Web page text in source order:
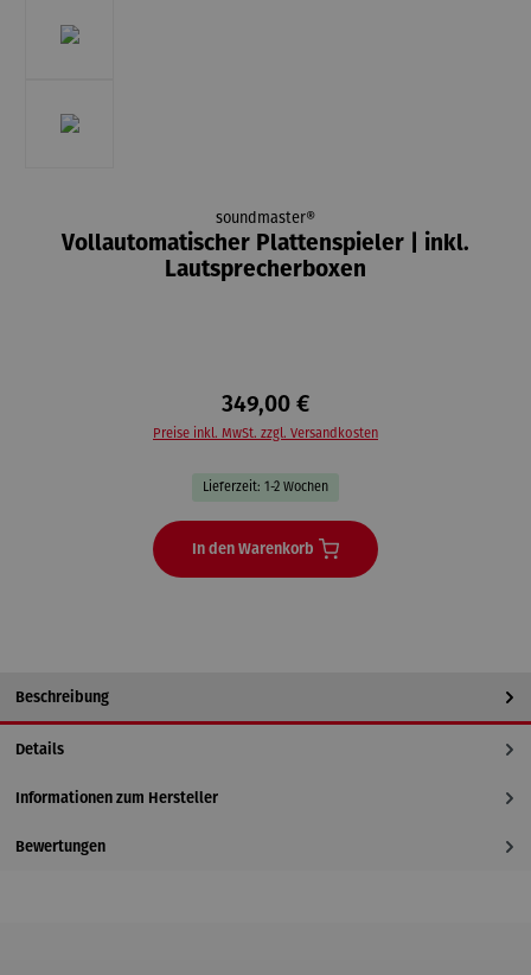
soundmaster®
Vollautomatischer Plattenspieler | inkl.
Lautsprecherboxen
349,00 €
Preise inkl. MwSt. zzgl. Versandkosten
Lieferzeit: 1-2 Wochen
In den Warenkorb
Beschreibung
Details
Informationen zum Hersteller
Bewertungen